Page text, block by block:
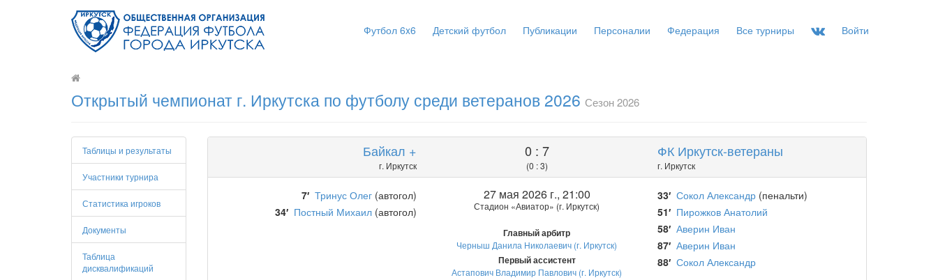
Футбол 6x6 Детский футбол Публикации Персоналии Федерация Все турниры Войти
Открытый чемпионат г. Иркутска по футболу среди ветеранов 2026 Сезон 2026
Таблицы и результаты
Участники турнира
Статистика игроков
Документы
Таблица
дисквалификаций
Байкал +
г. Иркутск
0 : 7
(0 : 3)
ФК Иркутск-ветераны
г. Иркутск
7′ Тринус Олег (автогол)
34′ Постный Михаил (автогол)
27 мая 2026 г., 21:00
Стадион «Авиатор» (г. Иркутск)
Главный арбитр
Черныш Данила Николаевич (г. Иркутск)
Первый ассистент
Астапович Владимир Павлович (г. Иркутск)
33′ Сокол Александр (пенальти)
51′ Пирожков Анатолий
58′ Аверин Иван
87′ Аверин Иван
88′ Сокол Александр